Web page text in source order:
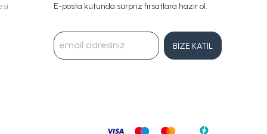
E-posta kutunda sürpriz fırsatlara hazır ol.
BİZE KATIL